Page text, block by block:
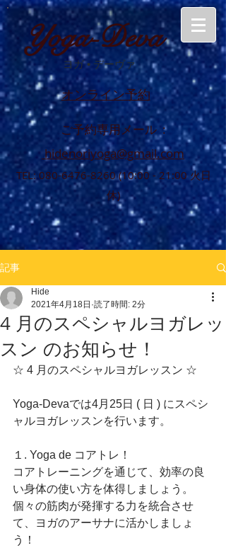
Yoga-Deva
ヨガ• デーヴァ
オンライン予約
ご予約専用メール :
hidenoriyoga@gmail.com
TEL:080-6476-8260 (10:00 - 21:00 火日
休)
記事
4 月のスペシャルヨガレッ
スン のお知らせ！
Hide
2021年4月18日 読了時間: 2分
☆ 4 月のスペシャルヨガレッスン ☆
Yoga-Devaでは4月25日 ( 日 ) にスペシ
ャルヨガレッスンを行います。
１. Yoga de コアトレ！
コアトレーニングを通じて、効率の良
い身体の使い方を体得しましょう。
個々の筋肉が発揮する力を統合させ
て、ヨガのアーサナに活かしましょ
う！